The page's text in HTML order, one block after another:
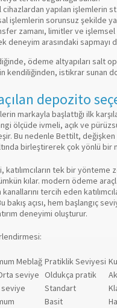
cihazlardan yapılan
işlemlerin sorunsuz şekilde
zamanı, limitler ve işlemsel
deneyim arasındaki sapmayı
ödeme altyapıları salt
kendiliğinden, istikrar sunan
depozito
markayla başlattığı ilk
ölçüde ivmeli, açık ve
Bu nedenle Bettilt,
birleştirerek çok yönlü
katılımcıların tek bir
kılar. modern ödeme
tercih eden
açısı, hem başlangıç
deneyimi oluşturur.
Meblağ Pratiklik Seviyesi
seviye Oldukça pratik
Standart
Basit